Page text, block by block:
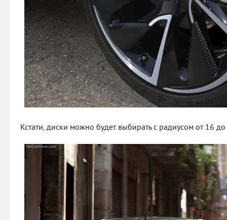
Кстати, диски можно будет выбирать с радиусом от 16